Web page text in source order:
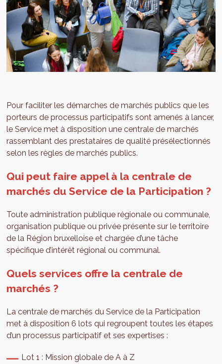
Pour faciliter les démarches de marchés publics que les
porteurs de processus participatifs sont amenés à lancer,
le Service met à disposition une centrale de marchés
rassemblant des prestataires de qualité présélectionnés
selon les règles de marchés publics.
Qui peut faire appel à la centrale de
marchés du Service de la Participation ?
Toute administration publique régionale ou communale,
organisation publique ou privée présente sur le territoire
de la Région bruxelloise et chargée d’une tâche
spécifique d’intérêt régional ou communal.
Quels services offre la centrale de
marchés ?
La centrale de marchés du Service de la Participation
met à disposition 6 lots qui regroupent toutes les étapes
d’un processus participatif et ses expertises :
Lot 1 : Mission globale de A à Z